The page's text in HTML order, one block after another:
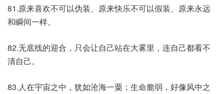
81.原来喜欢不可以伪装、原来快乐不可以假装、原来永远
和瞬间一样。
82.无底线的迎合，只会让自己站在大雾里，连自己都看不
清自己。
83.人在宇宙之中，犹如沧海一粟；生命脆弱，好像风中之